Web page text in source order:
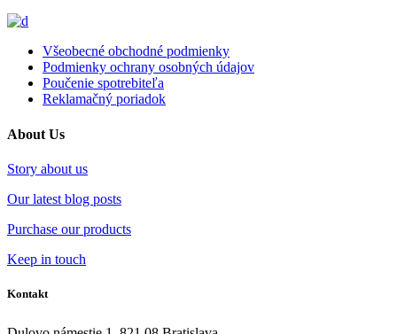
Všeobecné obchodné podmienky
Podmienky ochrany osobných údajov
Poučenie spotrebiteľa
Reklamačný poriadok
About Us
Story about us
Our latest blog posts
Purchase our products
Keep in touch
Kontakt